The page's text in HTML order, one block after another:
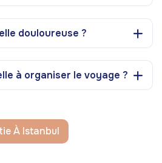
douloureuse ?
à organiser le voyage ?
À Istanbul